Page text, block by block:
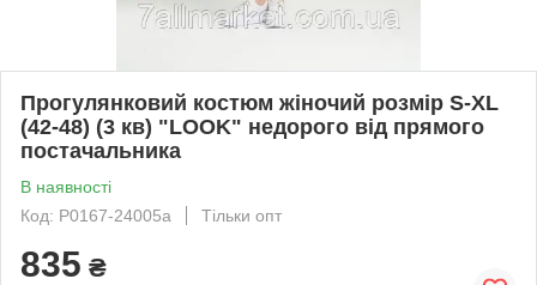
Прогулянковий костюм жіночий розмір S-XL
(42-48) (3 кв) "LOOK" недорого від прямого
постачальника
В наявності
Код: P0167-24005a
Тільки опт
835 ₴